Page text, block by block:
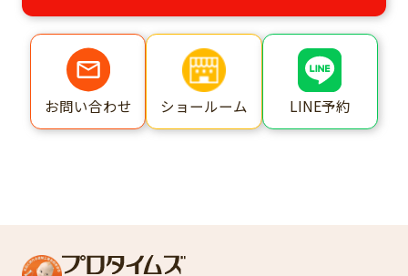
お問い合わせ ショールーム LINE予約